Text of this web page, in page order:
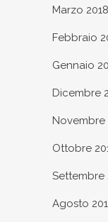
Marzo 2018
Febbraio
Gennaio
Dicembre
Novembre
Ottobre
Settembre
Agosto